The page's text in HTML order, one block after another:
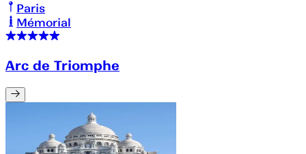
Paris
Mémorial
Arc de Triomphe